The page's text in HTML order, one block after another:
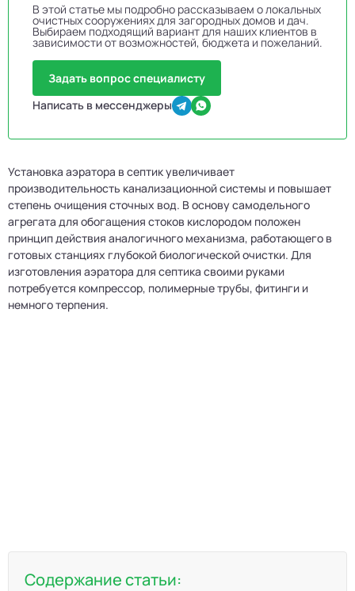
В этой статье мы подробно рассказываем о локальных
очистных сооружениях для загородных домов и дач.
Выбираем подходящий вариант для наших клиентов в
зависимости от возможностей, бюджета и пожеланий.
Задать вопрос специалисту
Написать в мессенджеры
Установка аэратора в септик увеличивает
производительность канализационной системы и повышает
степень очищения сточных вод. В основу самодельного
агрегата для обогащения стоков кислородом положен
принцип действия аналогичного механизма, работающего в
готовых станциях глубокой биологической очистки. Для
изготовления аэратора для септика своими руками
потребуется компрессор, полимерные трубы, фитинги и
немного терпения.
Содержание статьи: